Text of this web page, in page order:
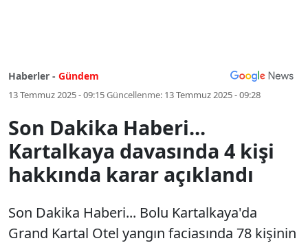
Haberler - Gündem
13 Temmuz 2025 - 09:15Güncellenme: 13 Temmuz 2025 - 09:28
Son Dakika Haberi...
Kartalkaya davasında 4 kişi
hakkında karar açıklandı
Son Dakika Haberi... Bolu Kartalkaya'da
Grand Kartal Otel yangın faciasında 78 kişinin